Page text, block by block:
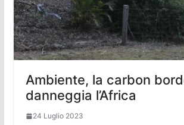
Ambiente, la carbon
danneggia l’Africa
24 Luglio 2023